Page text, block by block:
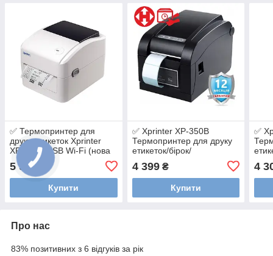
✅ Термопринтер для
друку етикеток Xprinter
XP-420B USB Wi-Fi (нова
модель)
5 999
Купити
✅ Xprinter XP-350B
Термопринтер для друку
етикеток/бірок/
налаштування✅
4 399₴
Купити
✅
4
Про нас
83% позитивних з 6 відгуків за рік